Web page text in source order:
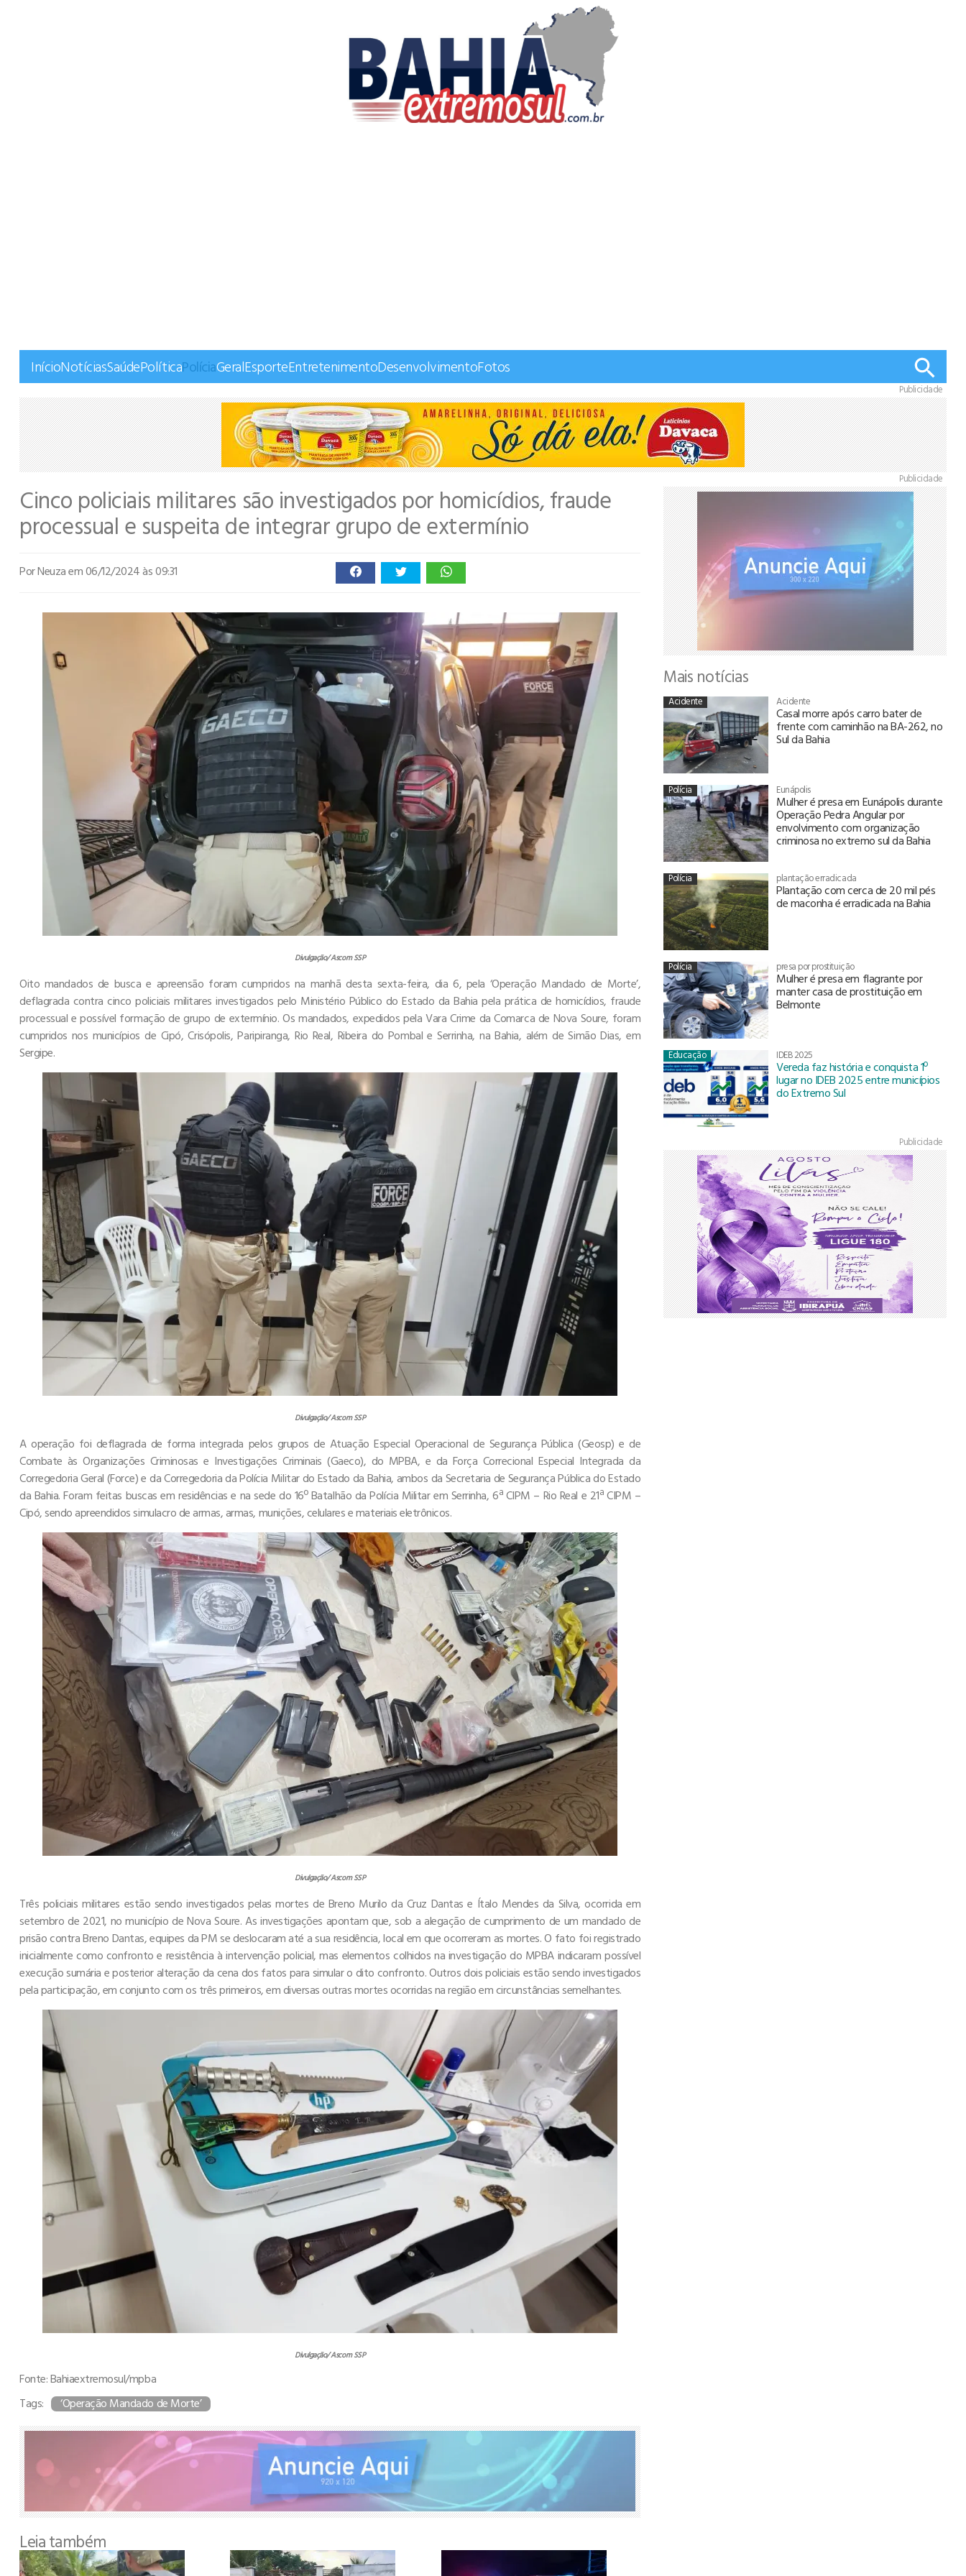
InícioNotíciasSaúdePolíticaPolíciaGeralEsporteEntretenimentoDesenvolvimentoFotos
Publicidade
Cinco policiais militares são investigados por homicídios, fraude
processual e suspeita de integrar grupo de extermínio
Por Neuzaem 06/12/2024 às 09:31
Divulgação/ Ascom SSP
Oito mandados de busca e apreensão foram cumpridos na manhã desta sexta-feira, dia 6, pela ‘Operação Mandado de Morte’,
deflagrada contra cinco policiais militares investigados pelo Ministério Público do Estado da Bahia pela prática de homicídios, fraude
processual e possível formação de grupo de extermínio. Os mandados, expedidos pela Vara Crime da Comarca de Nova Soure, foram
cumpridos nos municípios de Cipó, Crisópolis, Paripiranga, Rio Real, Ribeira do Pombal e Serrinha, na Bahia, além de Simão Dias, em
Sergipe.
Divulgação/ Ascom SSP
A operação foi deflagrada de forma integrada pelos grupos de Atuação Especial Operacional de Segurança Pública (Geosp) e de
Combate às Organizações Criminosas e Investigações Criminais (Gaeco), do MPBA, e da Força Correcional Especial Integrada da
Corregedoria Geral (Force) e da Corregedoria da Polícia Militar do Estado da Bahia, ambos da Secretaria de Segurança Pública do Estado
da Bahia. Foram feitas buscas em residências e na sede do 16º Batalhão da Polícia Militar em Serrinha, 6ª CIPM – Rio Real e 21ª CIPM –
Cipó, sendo apreendidos simulacro de armas, armas, munições, celulares e materiais eletrônicos.
Divulgação/ Ascom SSP
Três policiais militares estão sendo investigados pelas mortes de Breno Murilo da Cruz Dantas e Ítalo Mendes da Silva, ocorrida em
setembro de 2021, no município de Nova Soure. As investigações apontam que, sob a alegação de cumprimento de um mandado de
prisão contra Breno Dantas, equipes da PM se deslocaram até a sua residência, local em que ocorreram as mortes. O fato foi registrado
inicialmente como confronto e resistência à intervenção policial, mas elementos colhidos na investigação do MPBA indicaram possível
execução sumária e posterior alteração da cena dos fatos para simular o dito confronto. Outros dois policiais estão sendo investigados
pela participação, em conjunto com os três primeiros, em diversas outras mortes ocorridas na região em circunstâncias semelhantes.
Divulgação/ Ascom SSP
Fonte: Bahiaextremosul/mpba
Tags:
‘Operação Mandado de Morte’
Leia também
Publicidade
Mais notícias
Acidente Acidente
Casal morre após carro bater de
frente com caminhão na BA-262, no
Sul da Bahia
Polícia Eunápolis
Mulher é presa em Eunápolis durante
Operação Pedra Angular por
envolvimento com organização
criminosa no extremo sul da Bahia
Polícia plantação erradicada
Plantação com cerca de 20 mil pés
de maconha é erradicada na Bahia
Polícia presa por prostituição
Mulher é presa em flagrante por
manter casa de prostituição em
Belmonte
Educação IDEB 2025
Vereda faz história e conquista 1º
lugar no IDEB 2025 entre municípios
do Extremo Sul
Publicidade